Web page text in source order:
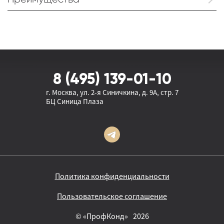
8 (495) 139-01-10
г. Москва, ул. 2-я Синичкина, д. 9А, стр. 7
БЦ Синица Плаза
Политика конфиденциальности
Пользовательское соглашение
© «ПрофКонд» 2026